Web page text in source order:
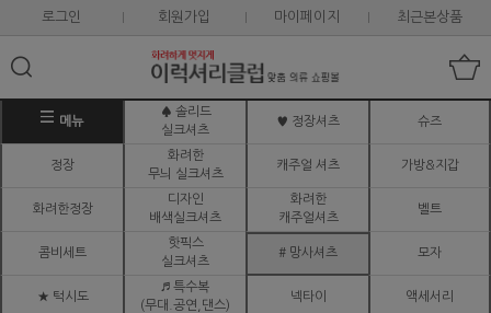
로그인 회원가입 마이페이지 최근본상품
메뉴
♠ 솔리드
실크셔츠
♥ 정장셔츠 슈즈
정장
화려한
무늬 실크셔츠
캐주얼 셔츠 가방&지갑
화려한정장
디자인
배색실크셔츠
화려한
캐주얼셔츠
벨트
콤비세트
핫픽스
실크셔츠
# 망사셔츠 모자
★ 턱시도
♬ 특수복
(무대.공연,댄스)
넥타이 액세서리